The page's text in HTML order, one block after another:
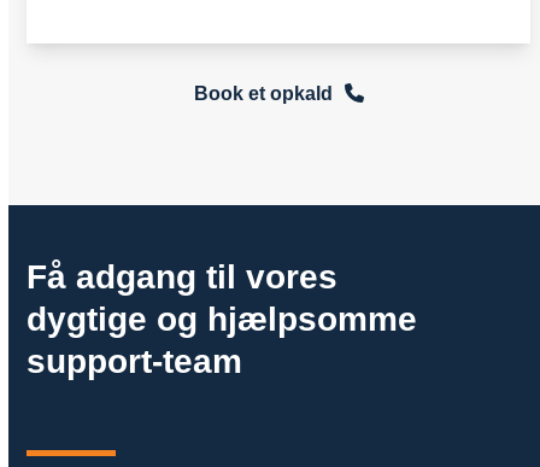
Book et opkald
Få adgang til vores
dygtige og hjælpsomme
support-team